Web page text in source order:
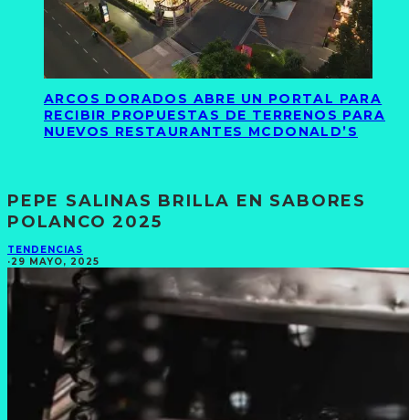
ARCOS DORADOS ABRE UN PORTAL PARA
RECIBIR PROPUESTAS DE TERRENOS PARA
NUEVOS RESTAURANTES MCDONALD’S
PEPE SALINAS BRILLA EN SABORES
POLANCO 2025
TENDENCIAS
·29 MAYO, 2025